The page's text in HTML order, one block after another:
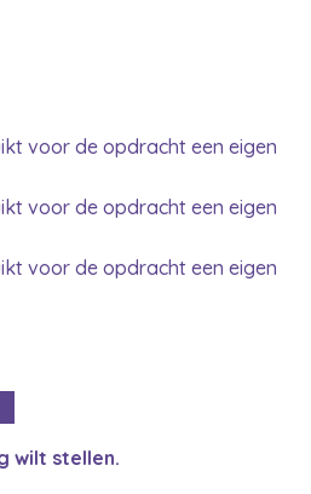
voor de opdracht een eigen
voor de opdracht een eigen
voor de opdracht een eigen
wilt stellen.